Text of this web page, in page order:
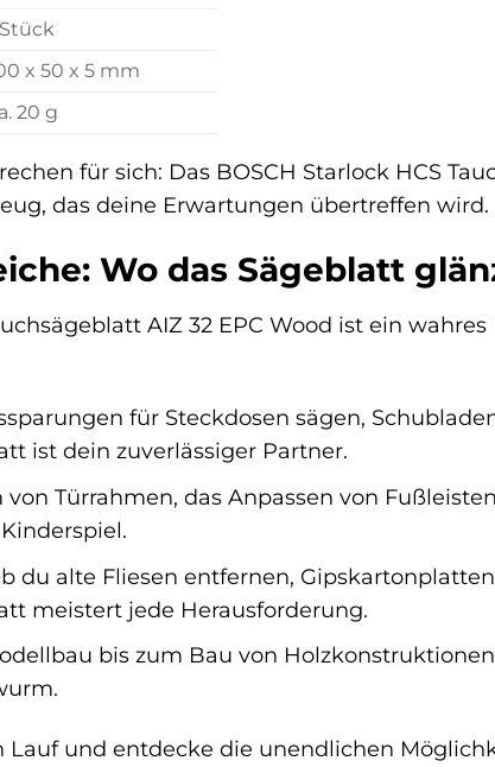
Stück
x 50 x 5 mm
20 g
für sich: Das BOSCH Starlock HCS
das deine Erwartungen übertreffen wird.
Wo das Sägeblatt
AIZ 32 EPC Wood ist ein
für Steckdosen sägen,
ist dein zuverlässiger Partner.
von Türrahmen, das Anpassen von
du alte Fliesen entfernen,
meistert jede Herausforderung.
bis zum Bau von
und entdecke die unendlichen